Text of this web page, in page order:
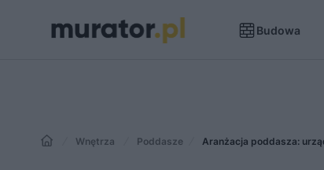
Budowa
Wnętrza Poddasze Aranżacja poddasza: